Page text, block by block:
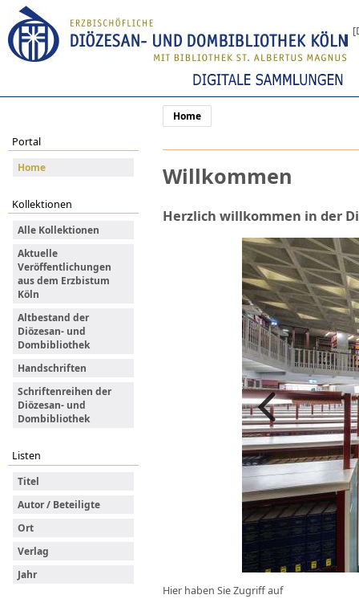
Home
Portal
Home
Kollektionen
Alle Kollektionen
Aktuelle
Veröffentlichungen
aus dem Erzbistum
Köln
Altbestand der
Diözesan- und
Dombibliothek
Handschriften
Schriftenreihen der
Diözesan- und
Dombibliothek
Listen
Titel
Autor / Beteiligte
Ort
Verlag
Jahr
Willkommen
Herzlich willkommen in der
Previous
Hier haben Sie Zugriff auf